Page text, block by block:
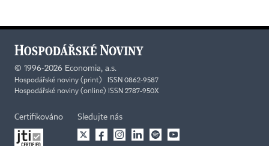
© 1996-2026 Economia, a.s.
Hospodářské noviny (print) ISSN 0862-9587
Hospodářské noviny (online) ISSN 2787-950X
Certifikováno Sledujte nás